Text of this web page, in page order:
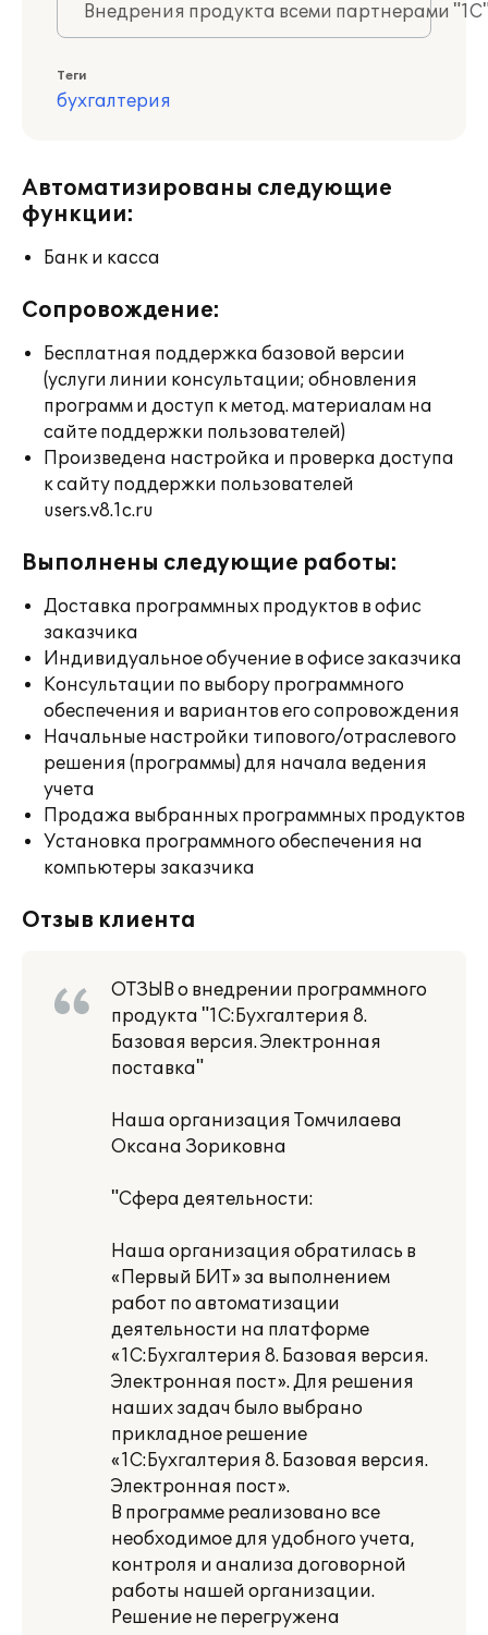
Внедрения продукта всеми партнерами
Теги
бухгалтерия
Автоматизированы следующие
функции:
Банк и касса
Сопровождение:
Бесплатная поддержка базовой версии
(услуги линии консультации; обновления
программ и доступ к метод. материалам на
сайте поддержки пользователей)
Произведена настройка и проверка доступа
к сайту поддержки пользователей
users.v8.1c.ru
Выполнены следующие работы:
Доставка программных продуктов в офис
заказчика
Индивидуальное обучение в офисе заказчика
Консультации по выбору программного
обеспечения и вариантов его сопровождения
Начальные настройки типового/отраслевого
решения (программы) для начала ведения
учета
Продажа выбранных программных продуктов
Установка программного обеспечения на
компьютеры заказчика
Отзыв клиента
ОТЗЫВ о внедрении программного
продукта "1С:Бухгалтерия 8.
Базовая версия. Электронная
поставка"
Наша организация Томчилаева
Оксана Зориковна
"Сфера деятельности:
Наша организация обратилась в
«Первый БИТ» за выполнением
работ по автоматизации
деятельности на платформе
«1С:Бухгалтерия 8. Базовая версия.
Электронная пост». Для решения
наших задач было выбрано
прикладное решение
«1С:Бухгалтерия 8. Базовая версия.
Электронная пост».
В программе реализовано все
необходимое для удобного учета,
контроля и анализа договорной
работы нашей организации.
Решение не перегружена